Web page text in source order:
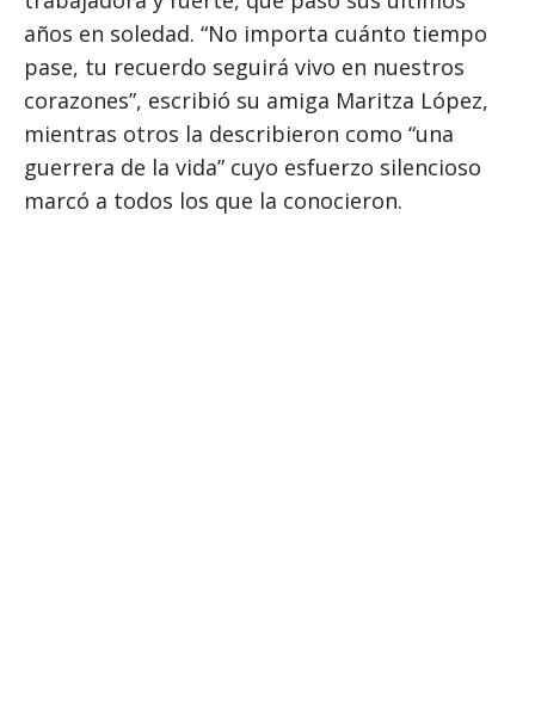
años en soledad. “No importa cuánto tiempo
pase, tu recuerdo seguirá vivo en nuestros
corazones”, escribió su amiga Maritza López,
mientras otros la describieron como “una
guerrera de la vida” cuyo esfuerzo silencioso
marcó a todos los que la conocieron.